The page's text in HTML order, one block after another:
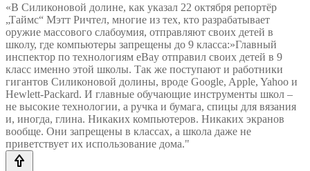
«В Силиконовой долине, как указал 22 октября репортёр
„Таймс“ Мэтт Ричтел, многие из тех, кто разрабатывает
оружие массового слабоумия, отправляют своих детей в
школу, где компьютеры запрещены до 9 класса:»Главный
инспектор по технологиям eBay отправил своих детей в 9
класс именно этой школы. Так же поступают и работники
гигантов Силиконовой долины, вроде Google, Apple, Yahoo и
Hewlett-Packard. И главные обучающие инструменты школ –
не высокие технологии, а ручка и бумага, спицы для вязания
и, иногда, глина. Никаких компьютеров. Никаких экранов
вообще. Они запрещены в классах, а школа даже не
приветствует их использование дома."